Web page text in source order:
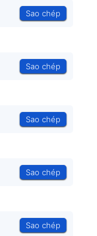
Sao chép
Sao chép
Sao chép
Sao chép
Sao chép